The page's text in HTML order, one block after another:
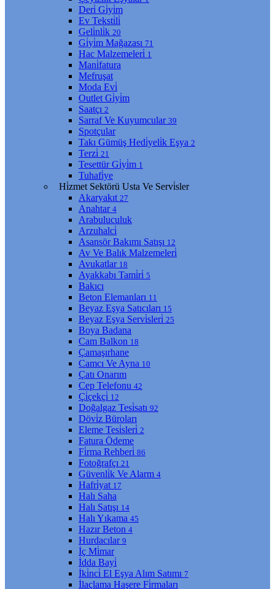
Deri̇ Gi̇yi̇m
Ev Teksti̇li̇
Geli̇nli̇k 20
Gi̇yi̇m Mağazası 71
Hac Malzemeleri̇ 1
Mani̇fatura
Mefruşat
Moda Evi̇
Outlet Gi̇yi̇m
Saatçı 2
Sarraf Ve Kuyumcular 39
Spotçular
Takı Gümüş Hedi̇yeli̇k Eşya 2
Terzi̇ 21
Tesettür Gi̇yi̇m 1
Tuhafi̇ye
Hi̇zmet Sektörü Usta Ve Servi̇sler
Akaryakıt 27
Anahtar 4
Arabuluculuk
Arzuhalci̇
Asansör Bakımı Satışı 12
Av Ve Balık Malzemeleri̇
Avukatlar 18
Ayakkabı Tami̇ri̇ 5
Bakıcı
Beton Elemanları 11
Beyaz Eşya Satıcıları 15
Beyaz Eşya Servi̇sleri̇ 25
Boya Badana
Cam Balkon 18
Çamaşırhane
Camcı Ve Ayna 10
Çatı Onarım
Cep Telefonu 42
Çi̇çekçi̇ 12
Doğalgaz Tesi̇satı 92
Dövi̇z Büroları
Eleme Tesi̇sleri̇ 2
Fatura Ödeme
Fi̇rma Rehberi̇ 86
Fotoğrafçı 21
Güvenli̇k Ve Alarm 4
Hafri̇yat 17
Halı Saha
Halı Satışı 14
Halı Yıkama 45
Hazır Beton 4
Hurdacılar 9
İç Mi̇mar
İdda Bayi̇
İki̇nci̇ El Eşya Alım Satımı 7
İlaçlama Haşere Fi̇rmaları